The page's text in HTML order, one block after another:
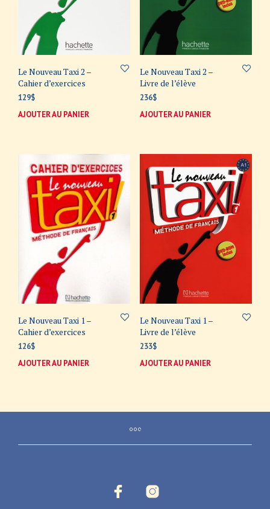
Le Nouveau Taxi 2 –
Cahier d’exercices
129$
AJOUTER AU PANIER
Le Nouveau Taxi 2 –
Livre de l’élève
236$
AJOUTER AU PANIER
Le Nouveau Taxi 1 –
Cahier d’exercices
126$
AJOUTER AU PANIER
Le Nouveau Taxi 1 –
Livre de l’élève
233$
AJOUTER AU PANIER